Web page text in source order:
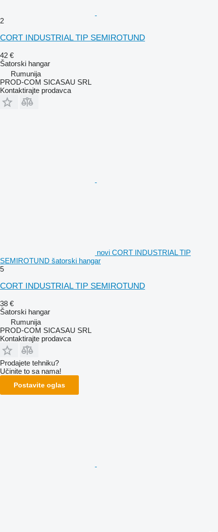
2
CORT INDUSTRIAL TIP SEMIROTUND
42 €
Šatorski hangar
Rumunija
PROD-COM SICASAU SRL
Kontaktirajte prodavca
novi CORT INDUSTRIAL TIP
SEMIROTUND šatorski hangar
5
CORT INDUSTRIAL TIP SEMIROTUND
38 €
Šatorski hangar
Rumunija
PROD-COM SICASAU SRL
Kontaktirajte prodavca
Prodajete tehniku?
Učinite to sa nama!
Postavite oglas